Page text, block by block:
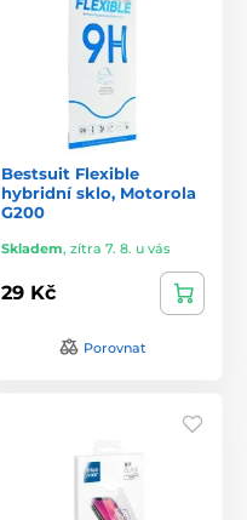
Bestsuit Flexible
hybridní sklo, Motorola
G200
Skladem, zítra 7. 8. u vás
29 Kč
Porovnat